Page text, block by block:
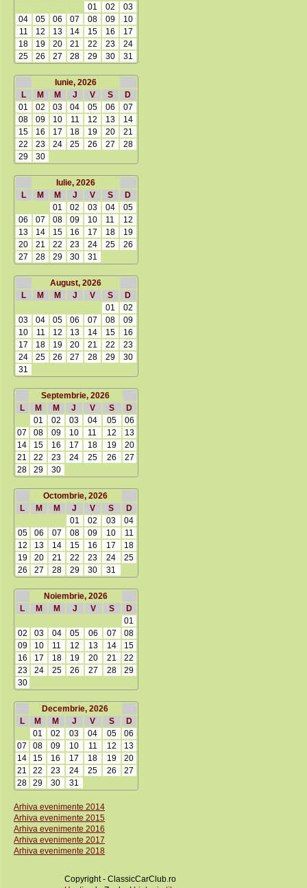
01
02
03
04
05 06 07 08 09
10
11
12 13 14 15 16
17
18
19 20 21 22 23
24
25
26 27 28 29 30 31
Iunie, 2026
L
M M J V S
D
01
02 03 04 05 06
07
08
09 10 11 12 13
14
15
16 17 18 19 20
21
22
23 24 25 26 27
28
29
30
Iulie, 2026
L
M M J V S
D
01
02 03 04
05
06
07 08 09 10 11
12
13
14 15 16 17 18
19
20
21 22 23 24 25
26
27
28 29 30 31
August, 2026
L
M M J V S
D
01
02
03
04 05 06 07 08
09
10
11 12 13 14 15
16
17
18 19 20 21 22
23
24
25 26 27 28 29
30
31
Septembrie, 2026
L
M M J V S
D
01
02 03 04 05
06
07
08 09 10 11 12
13
14
15 16 17 18 19
20
21
22 23 24 25 26
27
28
29 30
Octombrie, 2026
L
M M J V S
D
01
02 03
04
05
06 07 08 09 10
11
12
13 14 15 16 17
18
19
20 21 22 23 24
25
26
27 28 29 30 31
Noiembrie, 2026
L
M M J V S
D
01
02
03 04 05 06 07
08
09
10 11 12 13 14
15
16
17 18 19 20 21
22
23
24 25 26 27 28
29
30
Decembrie, 2026
L
M M J V S
D
01
02 03 04 05
06
07
08 09 10 11 12
13
14
15 16 17 18 19
20
21
22 23 24 25 26
27
28
29 30 31
Arhiva evenimente 2014
Arhiva evenimente 2015
Arhiva evenimente 2016
Arhiva evenimente 2017
Arhiva evenimente 2018
Copyright - ClassicCarClub.ro